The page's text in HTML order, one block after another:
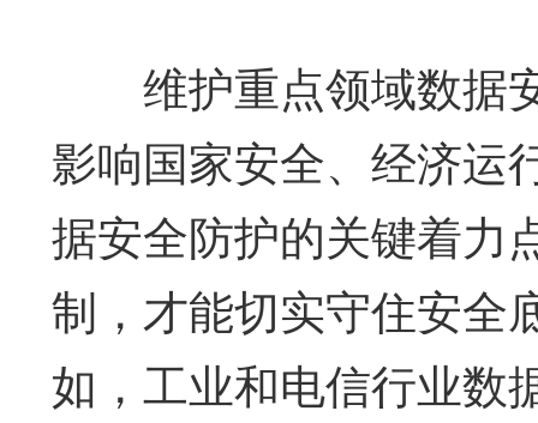
维护重点领域数据
影响国家安全、经济运
据安全防护的关键着力
制，才能切实守住安全
如，工业和电信行业数